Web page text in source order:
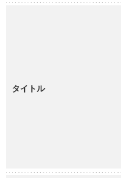
タイトル